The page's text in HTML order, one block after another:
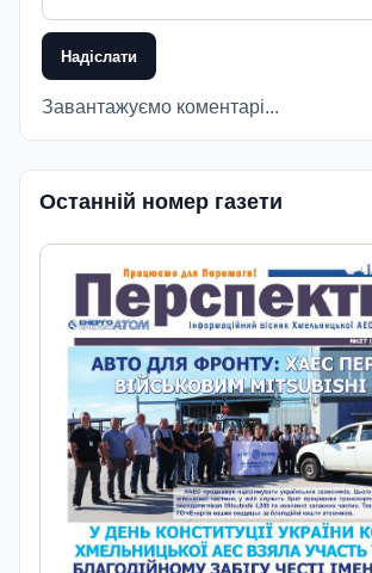
Надіслати
Завантажуємо коментарі...
Останній номер газети